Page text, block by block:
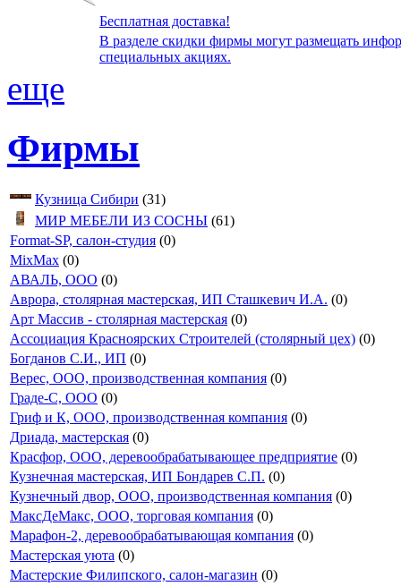
Бесплатная доставка!
В разделе скидки фирмы могут размещать
специальных акциях.
еще
Фирмы
Кузница Сибири (31)
МИР МЕБЕЛИ ИЗ СОСНЫ (61)
Format-SP, салон-студия (0)
MixMax (0)
АВАЛЬ, ООО (0)
Аврора, столярная мастерская, ИП Сташкевич И.А. (0)
Арт Массив - столярная мастерская (0)
Ассоциация Красноярских Строителей (столярный цех) (0)
Богданов С.И., ИП (0)
Верес, ООО, производственная компания (0)
Граде-С, ООО (0)
Гриф и К, ООО, производственная компания (0)
Дриада, мастерская (0)
Красфор, ООО, деревообрабатывающее предприятие (0)
Кузнечная мастерская, ИП Бондарев С.П. (0)
Кузнечный двор, ООО, производственная компания (0)
МаксДеМакс, ООО, торговая компания (0)
Марафон-2, деревообрабатывающая компания (0)
Мастерская уюта (0)
Мастерские Филипского, салон-магазин (0)